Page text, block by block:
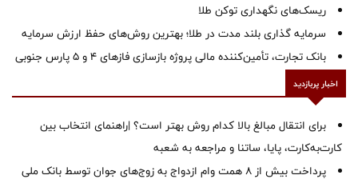
ریسک‌های نگهداری توکن طلا
سرمایه گذاری بلند مدت در طلا؛ بهترین روش‌های حفظ ارزش سرمایه
بانک تجارت، تأمین‌کننده مالی پروژه بازسازی فازهای ۴ و ۵ پارس جنوبی
اخبار پربازدید
برای انتقال مبالغ بالا کدام روش بهتر است؟ |راهنمای انتخاب بین
کارت‌به‌کارت، پایا، ساتنا و مراجعه به شعبه
پرداخت بیش از ۸ همت وام ازدواج به زوج‌های جوان توسط بانک ملی